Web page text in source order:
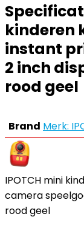
kinderen
instant
2 inch
rood geel
Brand Merk:
IPOTCH mini
camera
rood geel